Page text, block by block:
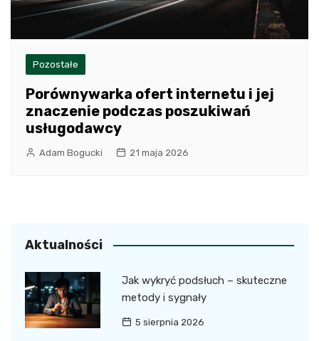
Pozostałe
Porównywarka ofert internetu i jej
znaczenie podczas poszukiwań
usługodawcy
Adam Bogucki 21 maja 2026
Aktualności
Jak wykryć podsłuch – skuteczne
metody i sygnały
5 sierpnia 2026